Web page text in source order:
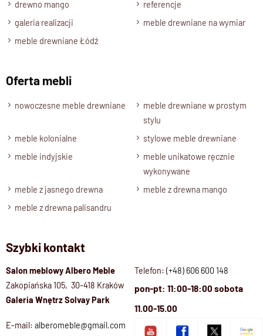
drewno mango
referencje
galeria realizacji
meble drewniane na wymiar
meble drewniane Łódź
Oferta mebli
nowoczesne meble drewniane
meble drewniane w prostym
stylu
meble kolonialne
stylowe meble drewniane
meble indyjskie
meble unikatowe ręcznie
wykonywane
meble z jasnego drewna
meble z drewna mango
meble z drewna palisandru
Szybki kontakt
Salon meblowy Albero Meble
Zakopiańska 105, 30-418 Kraków
Galeria Wnętrz Solvay Park
Telefon: (+48) 606 600 148
pon-pt: 11:00-18:00 sobota
11.00-15.00
E-mail: alberomeble@gmail.com